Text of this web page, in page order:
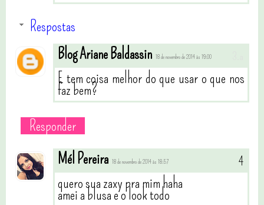
Respostas
Blog Ariane Baldassin 18 de novembro de 2014 às 19:00
E tem coisa melhor do que usar o que nos
faz bem?
Responder
Mél Pereira 18 de novembro de 2014 às 18:57
quero sua zaxy pra mim haha
amei a blusa e o look todo